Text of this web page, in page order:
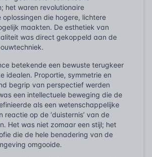
het waren revolutionaire
die hogere, lichtere
maakten. De esthetiek van
was direct gekoppeld aan de
betekende een bewuste terugkeer
idealen. Proportie, symmetrie en
begrip van perspectief werden
een intellectuele beweging die de
als een wetenschappelijke
reactie op de ‘duisternis’ van de
Het was niet zomaar een stijl; het
die de hele benadering van de
omgooide.